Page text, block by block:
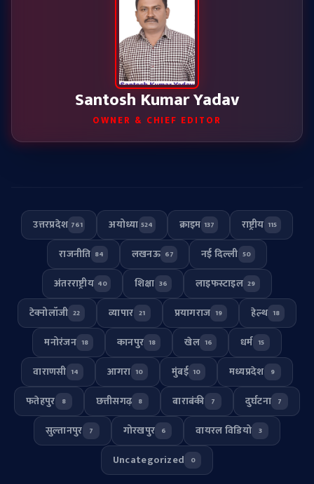
Santosh Kumar Yadav
OWNER & CHIEF EDITOR
उत्तरप्रदेश 761 अयोध्या 524 क्राइम 137 राष्ट्रीय 115
राजनीति 84 लखनऊ 67 नई दिल्ली 50
अंतरराष्ट्रीय 40 शिक्षा 36 लाइफस्टाइल 29
टेक्नोलॉजी 22 व्यापार 21 प्रयागराज 19 हेल्थ 18
मनोरंजन 18 कानपुर 18 खेल 16 धर्म 15
वाराणसी 14 आगरा 10 मुंबई 10 मध्यप्रदेश 9
फतेहपुर 8 छत्तीसगढ़ 8 बाराबंकी 7 दुर्घटना 7
सुल्तानपुर 7 गोरखपुर 6 वायरल विडियो 3
Uncategorized 0